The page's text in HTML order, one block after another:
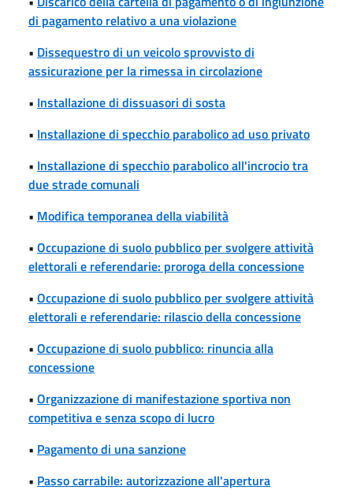
di pagamento relativo a una violazione
• Dissequestro di un veicolo sprovvisto di
assicurazione per la rimessa in circolazione
• Installazione di dissuasori di sosta
• Installazione di specchio parabolico ad uso privato
• Installazione di specchio parabolico all'incrocio tra
due strade comunali
• Modifica temporanea della viabilità
• Occupazione di suolo pubblico per svolgere attività
elettorali e referendarie: proroga della concessione
• Occupazione di suolo pubblico per svolgere attività
elettorali e referendarie: rilascio della concessione
• Occupazione di suolo pubblico: rinuncia alla
concessione
• Organizzazione di manifestazione sportiva non
competitiva e senza scopo di lucro
• Pagamento di una sanzione
• Passo carrabile: autorizzazione all'apertura